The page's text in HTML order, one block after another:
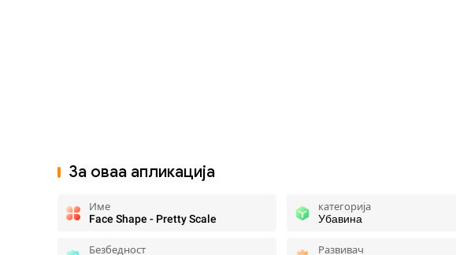
За оваа апликација
Име
Face Shape - Pretty Scale
категорија
Убавина
Безбедност Развивач